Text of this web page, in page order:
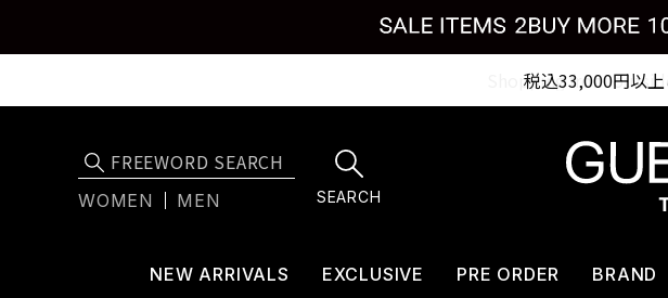
税込33,000円以
WOMEN MEN SEARCH
NEW ARRIVALS EXCLUSIVE PRE ORDER BRAND